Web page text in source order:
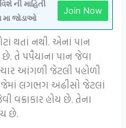
ની માહિતી
મા જોડાઓ
Join Now
થતાં નથી. એનાં પાન
તે પપૈયાના પાન જેવા
આંગળી જેટલી પહોળી
લગભગ અઢીસો જેટલાં
વક્રાકાર હોય છે. તેના
છે.